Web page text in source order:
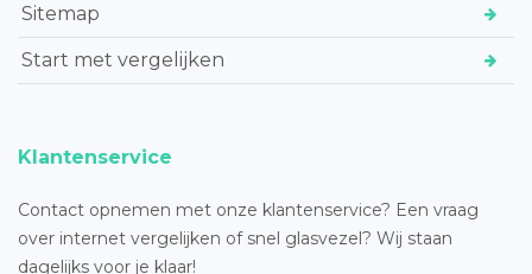
Sitemap
Start met vergelijken
Klantenservice
Contact opnemen met onze klantenservice? Een vraag
over internet vergelijken of snel glasvezel? Wij staan
dagelijks voor je klaar!